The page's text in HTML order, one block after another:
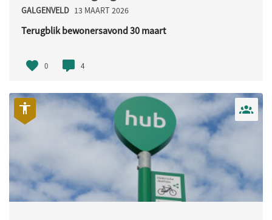
GALGENVELD 13 MAART 2026
Terugblik bewonersavond 30 maart
0 4